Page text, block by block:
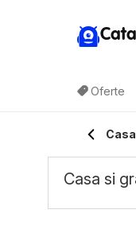
Oferte
Casa si